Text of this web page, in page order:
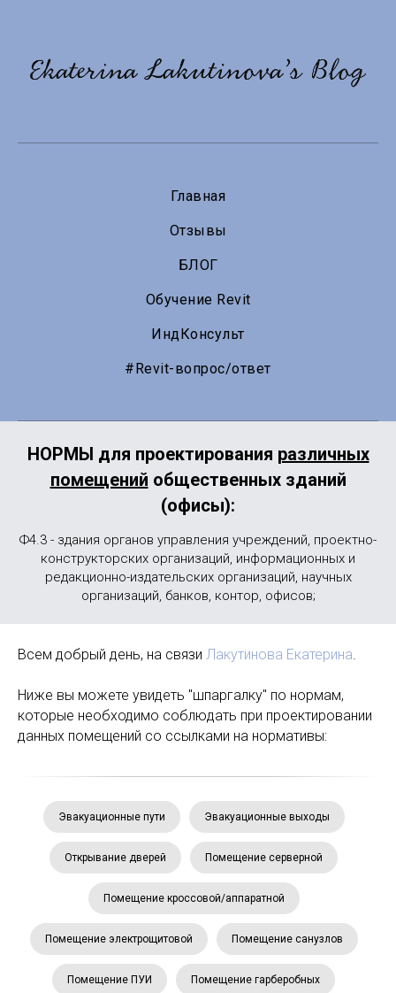
Главная
Отзывы
БЛОГ
Обучение Revit
ИндКонсульт
#Revit-вопрос/ответ
НОРМЫ для проектирования различных
помещений общественных зданий
(офисы):
Ф4.3 - здания органов управления учреждений, проектно-
конструкторских организаций, информационных и
редакционно-издательских организаций, научных
организаций, банков, контор, офисов;
Всем добрый день, на связи Лакутинова Екатерина.
Ниже вы можете увидеть "шпаргалку" по нормам,
которые необходимо соблюдать при проектировании
данных помещений со ссылками на нормативы:
Эвакуационные пути Эвакуационные выходы
Открывание дверей Помещение серверной
Помещение кроссовой/аппаратной
Помещение электрощитовой Помещение санузлов
Помещение ПУИ Помещение гарберобных